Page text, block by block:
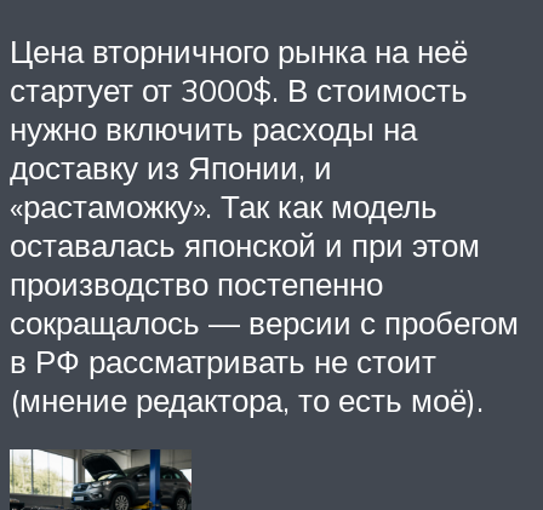
Цена вторничного рынка на неё
стартует от 3000$. В стоимость
нужно включить расходы на
доставку из Японии, и
«растаможку». Так как модель
оставалась японской и при этом
производство постепенно
сокращалось — версии с пробегом
в РФ рассматривать не стоит
(мнение редактора, то есть моё).